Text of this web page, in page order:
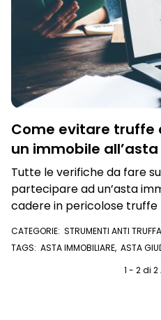
Come evitare truffe
un immobile all’asta
Tutte le verifiche da fare
partecipare ad un’asta
cadere in pericolose truffe
CATEGORIE: STRUMENTI ANTI TRUFFA
TAGS: ASTA IMMOBILIARE, ASTA
1 - 2 di